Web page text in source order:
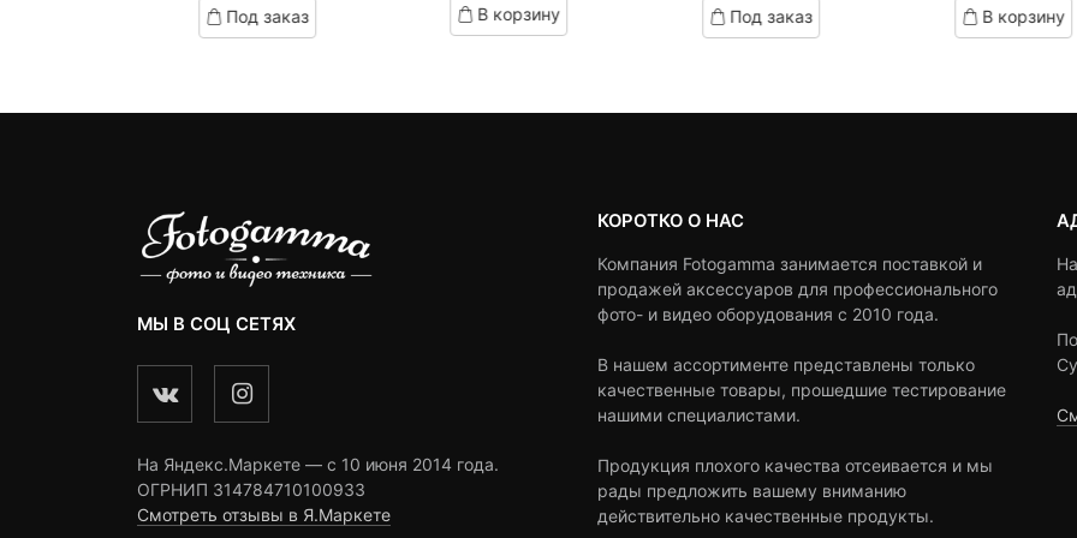
on
customer
Под заказ
on
customer
В корзину
on
customer
Под заказ
on
customer
В корзину
МЫ В СОЦ СЕТЯХ
На Яндекс.Маркете — c 10 июня 2014 года.
ОГРНИП 314784710100933
Смотреть отзывы в Я.Маркете
КОРОТКО О НАС
Компания Fotogamma занимается поставкой и
продажей аксессуаров для профессионального
фото- и видео оборудования с 2010 года.
В нашем ассортименте представлены только
качественные товары, прошедшие тестирование
нашими специалистами.
Продукция плохого качества отсеивается и мы
рады предложить вашему вниманию
действительно качественные продукты.